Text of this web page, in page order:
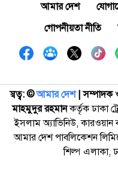
আমার দেশ
গোপনীয়তা নীতি
স্বত্ব: ©️আমার দেশ| সম্পাদক
মাহমুদুর রহমানকর্তৃক ঢাকা
ইসলাম অ্যাভিনিউ, কারওয়ান
আমার দেশ পাবলিকেশন
শিল্প এলাকা,